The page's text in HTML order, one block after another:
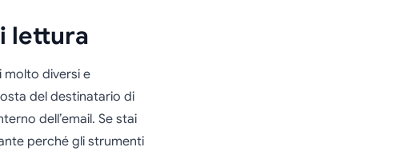
lettura
molto diversi e
del destinatario di
dell’email. Se stai
perché gli strumenti